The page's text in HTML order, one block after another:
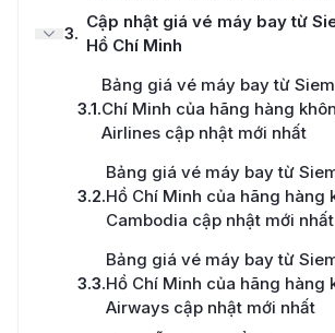
3.
Cập nhật giá vé máy bay từ
Hồ Chí Minh
3.1.
Bảng giá vé máy bay từ Siem
Chí Minh của hãng hàng
Airlines cập nhật mới nhất
3.2.
Bảng giá vé máy bay từ
Hồ Chí Minh của hãng hàng
Cambodia cập nhật mới nhất
3.3.
Bảng giá vé máy bay từ
Hồ Chí Minh của hãng hàng
Airways cập nhật mới nhất